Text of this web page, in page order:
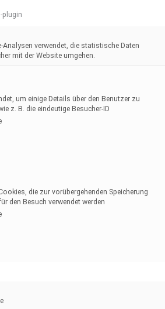
plugin
verwendet, die statistische Daten
mit der Website umgehen.
um einige Details über den Benutzer zu
z. B. die eindeutige Besucher-ID
die zur vorübergehenden Speicherung
den Besuch verwendet werden